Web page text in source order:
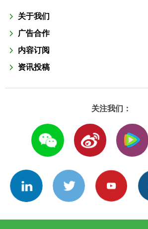
关于我们
广告合作
内容订阅
资讯投稿
关注我们：